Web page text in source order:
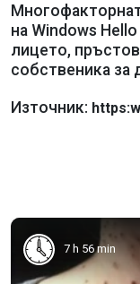
на Windows
лицето,
собственика за
Източник:
7 h 56 min